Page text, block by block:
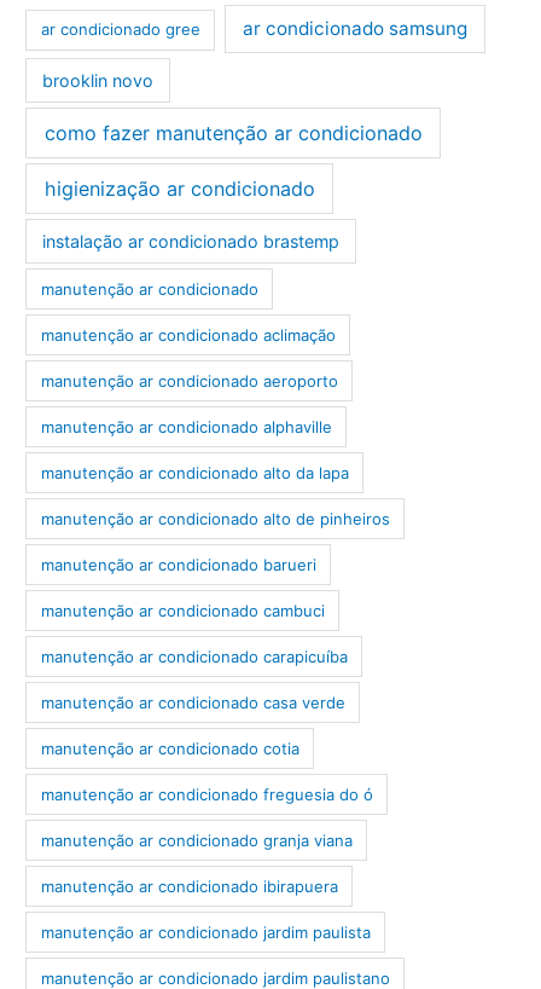
ar condicionado gree ar condicionado samsung
brooklin novo
como fazer manutenção ar condicionado
higienização ar condicionado
instalação ar condicionado brastemp
manutenção ar condicionado
manutenção ar condicionado aclimação
manutenção ar condicionado aeroporto
manutenção ar condicionado alphaville
manutenção ar condicionado alto da lapa
manutenção ar condicionado alto de pinheiros
manutenção ar condicionado barueri
manutenção ar condicionado cambuci
manutenção ar condicionado carapicuíba
manutenção ar condicionado casa verde
manutenção ar condicionado cotia
manutenção ar condicionado freguesia do ó
manutenção ar condicionado granja viana
manutenção ar condicionado ibirapuera
manutenção ar condicionado jardim paulista
manutenção ar condicionado jardim paulistano